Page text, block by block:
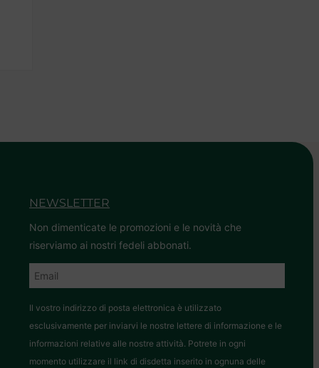
NEWSLETTER
Non dimenticate le promozioni e le novità che
riserviamo ai nostri fedeli abbonati.
Il vostro indirizzo di posta elettronica è utilizzato
esclusivamente per inviarvi le nostre lettere di informazione e le
informazioni relative alle nostre attività. Potrete in ogni
momento utilizzare il link di disdetta inserito in ognuna delle